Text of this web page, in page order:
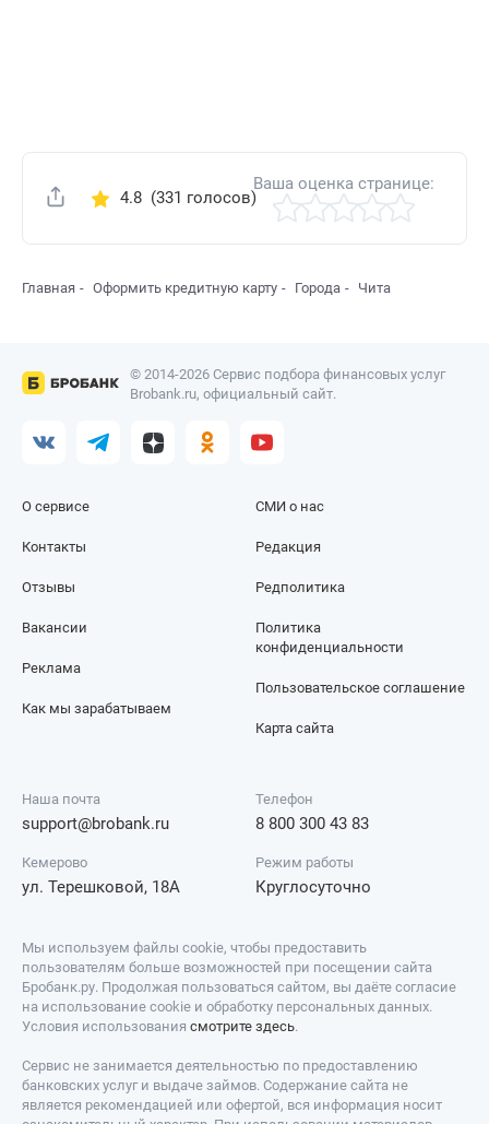
Поделиться
4.8(331 голосов)
Ваша оценка странице:
Главная Оформить кредитную карту Города Чита
© 2014-2026 Сервис подбора финансовых услуг
Brobank.ru, официальный сайт.
О сервисе
Контакты
Отзывы
СМИ о нас
Редакция
Редполитика
Вакансии
Реклама
Как мы зарабатываем
Политика
конфиденциальности
Пользовательское соглашение
Карта сайта
Наша почта
support@brobank.ru
Телефон
8 800 300 43 83
Кемерово
ул. Терешковой, 18А
Режим работы
Круглосуточно
Мы используем файлы cookie, чтобы предоставить
пользователям больше возможностей при посещении сайта
Бробанк.ру. Продолжая пользоваться сайтом, вы даёте согласие
на использование cookie и обработку персональных данных.
Условия использования смотрите здесь.
Сервис не занимается деятельностью по предоставлению
банковских услуг и выдаче займов. Содержание сайта не
является рекомендацией или офертой, вся информация носит